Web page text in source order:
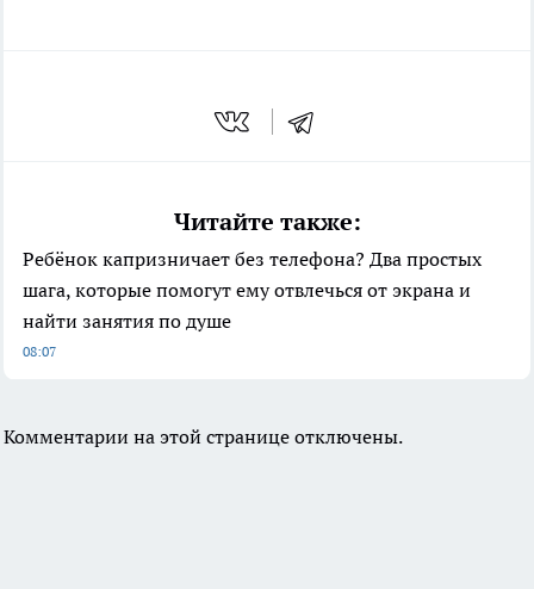
Читайте также:
Ребёнок капризничает без телефона? Два простых
шага, которые помогут ему отвлечься от экрана и
найти занятия по душе
08:07
Комментарии на этой странице отключены.